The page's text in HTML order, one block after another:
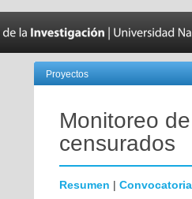
Proyectos
Monitoreo
censurados
Resumen | Convocatoria